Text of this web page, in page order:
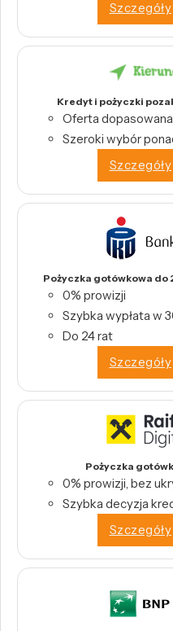
Szczegóły
Kredyt i pożyczki
Oferta
Szeroki wybór
Szczegóły
Pożyczka gotówkowa do
0% prowizji
Szybka wypłata w
Do 24 rat
Szczegóły
Pożyczka
0% prowizji, bez
Szybka decyzja
Szczegóły